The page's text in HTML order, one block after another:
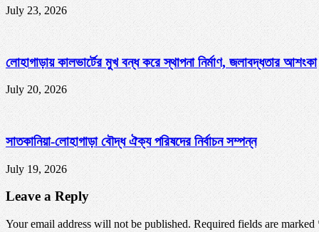
July 23, 2026
লোহাগাড়ায় কালভার্টের মুখ বন্ধ করে স্থাপনা নির্মাণ, জলাবদ্ধতার আশংকা
July 20, 2026
সাতকানিয়া-লোহাগাড়া বৌদ্ধ ঐক্য পরিষদের নির্বাচন সম্পন্ন
July 19, 2026
Leave a Reply
Your email address will not be published. Required fields are marked